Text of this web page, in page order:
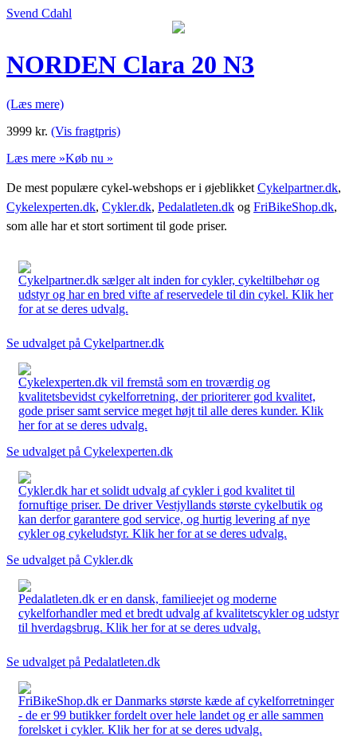
Svend Cdahl
NORDEN Clara 20 N3
(Læs mere)
3999 kr. (Vis fragtpris)
Læs mere »Køb nu »
De mest populære cykel-webshops er i øjeblikket Cykelpartner.dk,
Cykelexperten.dk, Cykler.dk, Pedalatleten.dk og FriBikeShop.dk,
som alle har et stort sortiment til gode priser.
Cykelpartner.dk sælger alt inden for cykler, cykeltilbehør og
udstyr og har en bred vifte af reservedele til din cykel. Klik her
for at se deres udvalg.
Se udvalget på Cykelpartner.dk
Cykelexperten.dk vil fremstå som en troværdig og
kvalitetsbevidst cykelforretning, der prioriterer god kvalitet,
gode priser samt service meget højt til alle deres kunder. Klik
her for at se deres udvalg.
Se udvalget på Cykelexperten.dk
Cykler.dk har et solidt udvalg af cykler i god kvalitet til
fornuftige priser. De driver Vestjyllands største cykelbutik og
kan derfor garantere god service, og hurtig levering af nye
cykler og cykeludstyr. Klik her for at se deres udvalg.
Se udvalget på Cykler.dk
Pedalatleten.dk er en dansk, familieejet og moderne
cykelforhandler med et bredt udvalg af kvalitetscykler og udstyr
til hverdagsbrug. Klik her for at se deres udvalg.
Se udvalget på Pedalatleten.dk
FriBikeShop.dk er Danmarks største kæde af cykelforretninger
- de er 99 butikker fordelt over hele landet og er alle sammen
forelsket i cykler. Klik her for at se deres udvalg.